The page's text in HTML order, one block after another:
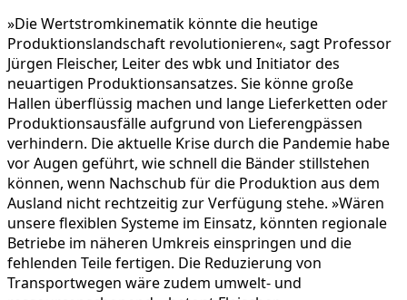
»Die Wertstromkinematik könnte die heutige
Produktionslandschaft revolutionieren«, sagt Professor
Jürgen Fleischer, Leiter des wbk und Initiator des
neuartigen Produktionsansatzes. Sie könne große
Hallen überflüssig machen und lange Lieferketten oder
Produktionsausfälle aufgrund von Lieferengpässen
verhindern. Die aktuelle Krise durch die Pandemie habe
vor Augen geführt, wie schnell die Bänder stillstehen
können, wenn Nachschub für die Produktion aus dem
Ausland nicht rechtzeitig zur Verfügung stehe. »Wären
unsere flexiblen Systeme im Einsatz, könnten regionale
Betriebe im näheren Umkreis einspringen und die
fehlenden Teile fertigen. Die Reduzierung von
Transportwegen wäre zudem umwelt- und